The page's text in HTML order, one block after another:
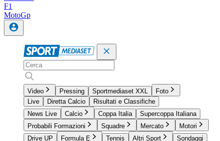
F1
MotoGp
Video Pressing Sportmediaset XXL
Foto
Live
Diretta Calcio
Risultati e Classifiche
News Live
Calcio Coppa Italia
Supercoppa Italiana
Probabili Formazioni
Squadre Mercato
Motori
Drive UP
Formula E Tennis Altri Sport
Sondaggi